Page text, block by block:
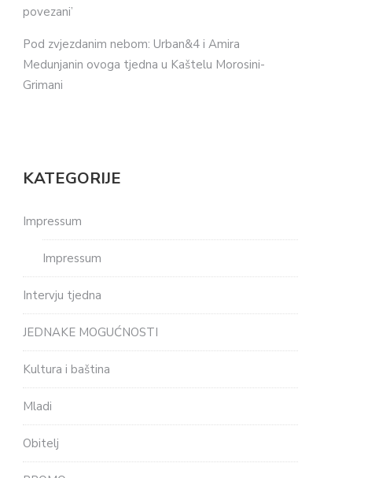
povezani’
Pod zvjezdanim nebom: Urban&4 i Amira
Medunjanin ovoga tjedna u Kaštelu Morosini-
Grimani
KATEGORIJE
Impressum
Impressum
Intervju tjedna
JEDNAKE MOGUĆNOSTI
Kultura i baština
Mladi
Obitelj